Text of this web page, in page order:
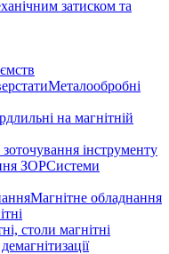
затиском та
Металообробні
на магнітній
інструменту
Системи
Магнітне обладнання
столи магнітні